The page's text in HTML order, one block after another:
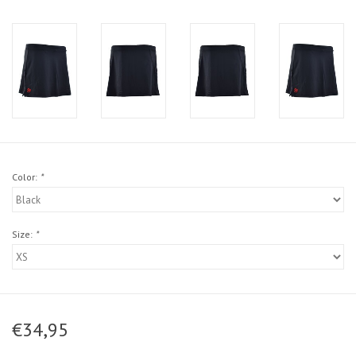
Color: *
Size: *
€34,95